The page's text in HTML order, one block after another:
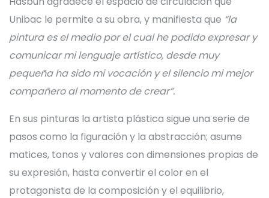
Unibac le permite a su obra, y manifiesta que “la
pintura es el medio por el cual he podido expresar y
comunicar mi lenguaje artístico, desde muy
pequeña ha sido mi vocación y el silencio mi mejor
compañero al momento de crear”.
En sus pinturas la artista plástica sigue una serie de
pasos como la figuración y la abstracción; asume
matices, tonos y valores con dimensiones propias de
su expresión, hasta convertir el color en el
protagonista de la composición y el equilibrio,